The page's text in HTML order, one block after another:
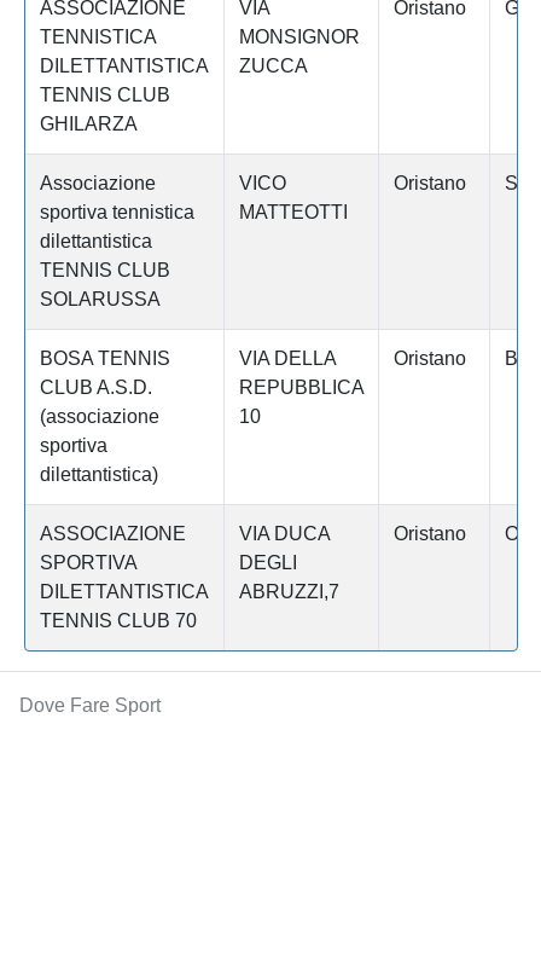
ASSOCIAZIONE
TENNISTICA
DILETTANTISTICA
TENNIS CLUB
GHILARZA
VIA
MONSIGNOR
ZUCCA
Oristano
Associazione
sportiva tennistica
dilettantistica
TENNIS CLUB
SOLARUSSA
VICO
MATTEOTTI
Oristano
BOSA TENNIS
CLUB A.S.D.
(associazione
sportiva
dilettantistica)
VIA DELLA
REPUBBLICA
10
Oristano
ASSOCIAZIONE
SPORTIVA
DILETTANTISTICA
TENNIS CLUB 70
VIA DUCA
DEGLI
ABRUZZI,7
Oristano
Dove Fare Sport